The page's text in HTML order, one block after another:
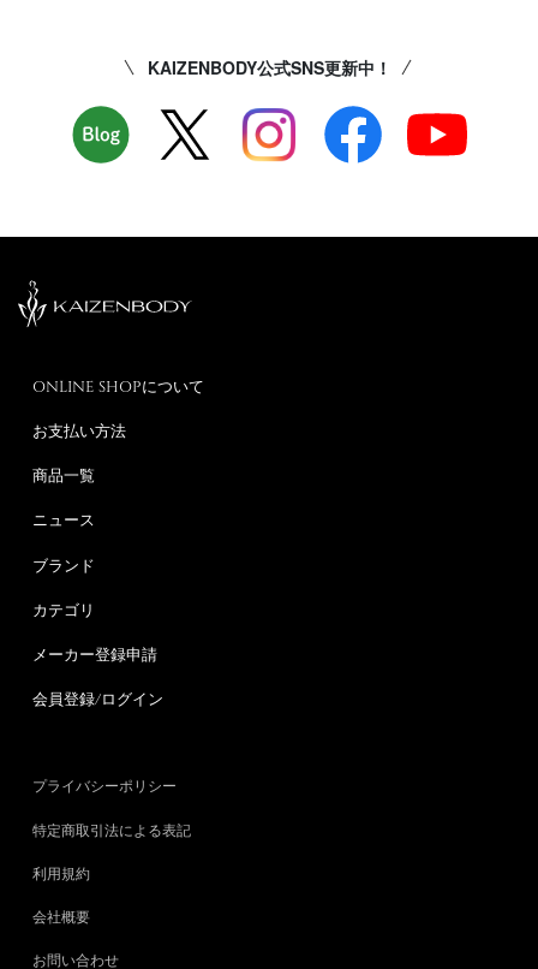
KAIZENBODY公式SNS更新中！
ONLINE SHOPについて
お支払い方法
商品一覧
ニュース
ブランド
カテゴリ
メーカー登録申請
会員登録/ログイン
プライバシーポリシー
特定商取引法による表記
利用規約
会社概要
お問い合わせ